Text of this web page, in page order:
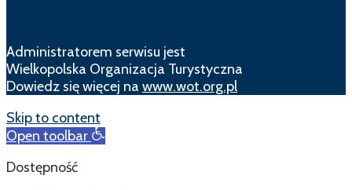
Administratorem serwisu jest
Wielkopolska Organizacja Turystyczna
Dowiedz się więcej na www.wot.org.pl
Skip to content
Open toolbar
Dostępność